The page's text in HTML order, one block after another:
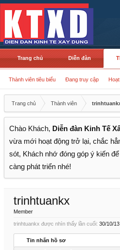
Trang chủ Diễn đàn
Thành viên tiêu biểu Đang truy cập
Trang chủ Thành viên
Chào Khách, Diễn đàn Kinh Tế
vừa mới hoạt động trở lại, chắc
sót, Khách nhớ đóng góp ý kiến
càng phát triển nhé!
trinhtuankx
Member
trinhtuankx được nhìn thấy lần cuối: 30/10/13
Tin nhắn hồ sơ